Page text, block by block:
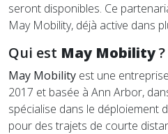
seront disponibles. Ce
May Mobility, déjà active dans
Qui est May Mobility?
May Mobility est une
2017 et basée à Ann Arbor,
spécialise dans le déploiement
pour des trajets de courte